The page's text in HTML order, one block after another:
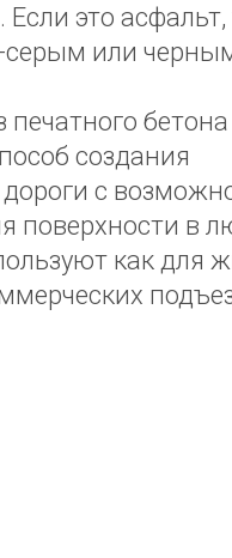
это асфальт,
серым или
бетона
создания
с
поверхности в
как для